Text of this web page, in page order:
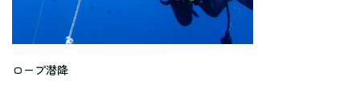
ロープ潜降